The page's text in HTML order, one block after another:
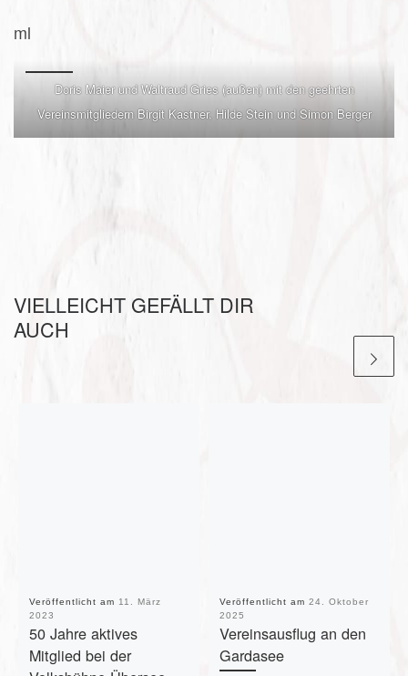
ml
Doris Maier und Waltraud Gries (außen) mit den geehrten
Vereinsmitgliedern Birgit Kastner, Hilde Stein und Simon Berger
VIELLEICHT GEFÄLLT DIR
AUCH
Veröffentlicht am 11. März
2023
50 Jahre aktives
Mitglied bei der
Veröffentlicht am 24. Oktober
2025
Vereinsausflug an den
Gardasee